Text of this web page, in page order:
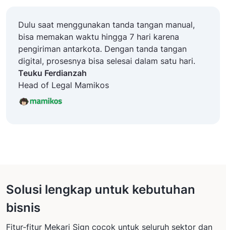
Dulu saat menggunakan tanda tangan manual,
bisa memakan waktu hingga 7 hari karena
pengiriman antarkota. Dengan tanda tangan
digital, prosesnya bisa selesai dalam satu hari.
Teuku Ferdianzah
Head of Legal Mamikos
Solusi lengkap untuk kebutuhan
bisnis
Fitur-fitur Mekari Sign cocok untuk seluruh sektor dan